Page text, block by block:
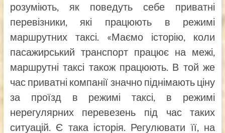
розуміють, як поведуть себе приватні
перевізники, які працюють в режимі
маршрутних таксі. «Маємо історію, коли
пасажирський транспорт працює на межі,
маршрутні таксі також працюють. В той же
час приватні компанії значно піднімають ціну
за проїзд в режимі таксі, в режимі
нерегулярних перевезень під час таких
ситуацій. Є така історія. Регулювати її, на